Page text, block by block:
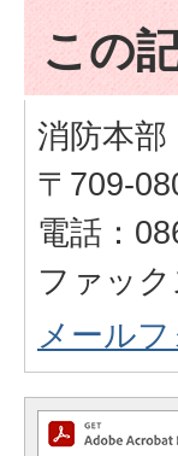
この
消防本
〒709-
電話：
ファッ
メール